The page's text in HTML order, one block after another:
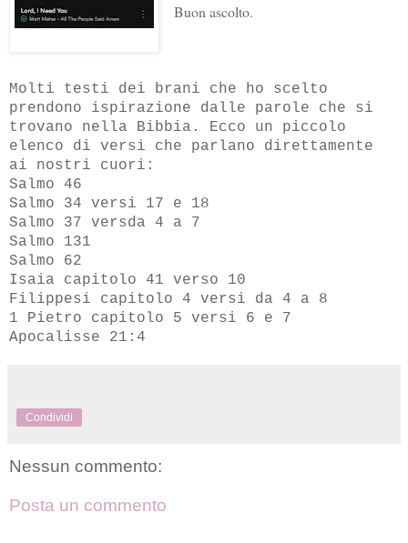
Buon ascolto.
Molti testi dei brani che ho scelto
prendono ispirazione dalle parole che si
trovano nella Bibbia. Ecco un piccolo
elenco di versi che parlano direttamente
ai nostri cuori:
Salmo 46
Salmo 34 versi 17 e 18
Salmo 37 versda 4 a 7
Salmo 131
Salmo 62
Isaia capitolo 41 verso 10
Filippesi capitolo 4 versi da 4 a 8
1 Pietro capitolo 5 versi 6 e 7
Apocalisse 21:4
Condividi
Nessun commento:
Posta un commento